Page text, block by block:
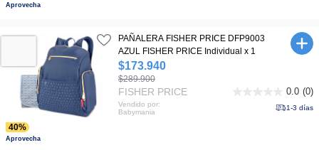
Aprovecha
40%
Aprovecha
PAÑALERA FISHER PRICE DFP9003
AZUL FISHER PRICE Individual x 1
$173.940
$289.900
FISHER PRICE 0.0 (0)
Vendido por:
Babymania
1-3 días